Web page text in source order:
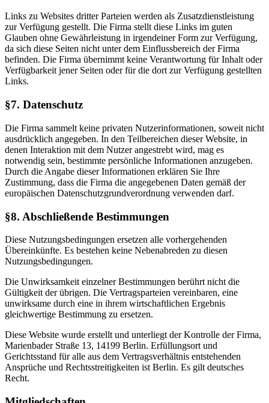
Links zu Websites dritter Parteien werden als Zusatzdienstleistung
zur Verfügung gestellt. Die Firma stellt diese Links im guten
Glauben ohne Gewährleistung in irgendeiner Form zur Verfügung,
da sich diese Seiten nicht unter dem Einflussbereich der Firma
befinden. Die Firma übernimmt keine Verantwortung für Inhalt oder
Verfügbarkeit jener Seiten oder für die dort zur Verfügung gestellten
Links.
§7. Datenschutz
Die Firma sammelt keine privaten Nutzerinformationen, soweit nicht
ausdrücklich angegeben. In den Teilbereichen dieser Website, in
denen Interaktion mit dem Nutzer angestrebt wird, mag es
notwendig sein, bestimmte persönliche Informationen anzugeben.
Durch die Angabe dieser Informationen erklären Sie Ihre
Zustimmung, dass die Firma die angegebenen Daten gemäß der
europäischen Datenschutzgrundverordnung verwenden darf.
§8. Abschließende Bestimmungen
Diese Nutzungsbedingungen ersetzen alle vorhergehenden
Übereinkünfte. Es bestehen keine Nebenabreden zu diesen
Nutzungsbedingungen.
Die Unwirksamkeit einzelner Bestimmungen berührt nicht die
Gültigkeit der übrigen. Die Vertragsparteien vereinbaren, eine
unwirksame durch eine in ihrem wirtschaftlichen Ergebnis
gleichwertige Bestimmung zu ersetzen.
Diese Website wurde erstellt und unterliegt der Kontrolle der Firma,
Marienbader Straße 13, 14199 Berlin. Erfüllungsort und
Gerichtsstand für alle aus dem Vertragsverhältnis entstehenden
Ansprüche und Rechtsstreitigkeiten ist Berlin. Es gilt deutsches
Recht.